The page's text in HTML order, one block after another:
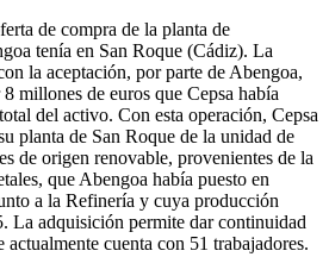
de compra de la planta de
tenía en San Roque (Cádiz). La
la aceptación, por parte de Abengoa,
millones de euros que Cepsa había
del activo. Con esta operación, Cepsa
planta de San Roque de la unidad de
de origen renovable, provenientes de la
que Abengoa había puesto en
a la Refinería y cuya producción
La adquisición permite dar continuidad
cuenta con 51 trabajadores.